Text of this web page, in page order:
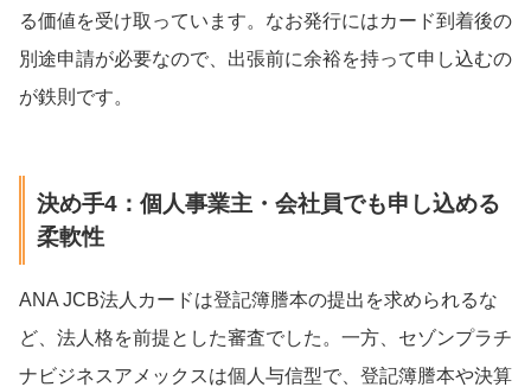
る価値を受け取っています。なお発行にはカード到着後の
別途申請が必要なので、出張前に余裕を持って申し込むの
が鉄則です。
決め手4：個人事業主・会社員でも申し込める
柔軟性
ANA JCB法人カードは登記簿謄本の提出を求められるな
ど、法人格を前提とした審査でした。一方、セゾンプラチ
ナビジネスアメックスは個人与信型で、登記簿謄本や決算